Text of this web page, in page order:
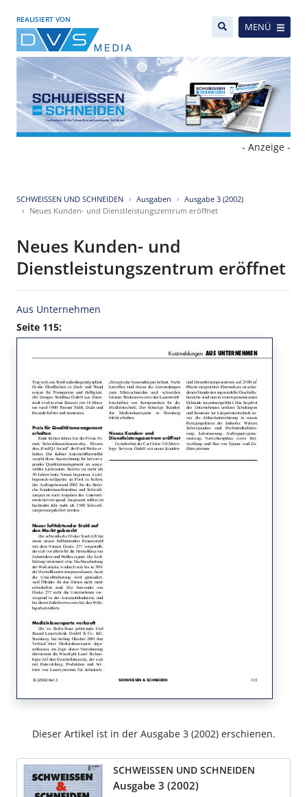
REALISIERT VON
MENÜ
- Anzeige -
SCHWEISSEN UND SCHNEIDEN Ausgaben
Ausgabe 3 (2002)
Neues Kunden- und Dienstleistungszentrum eröffnet
Neues Kunden- und
Dienstleistungszentrum eröffnet
Aus Unternehmen
Seite 115:
Dieser Artikel ist in der Ausgabe 3 (2002) erschienen.
SCHWEISSEN UND SCHNEIDEN
Ausgabe 3 (2002)